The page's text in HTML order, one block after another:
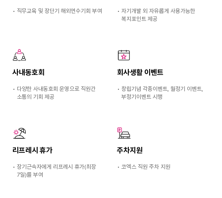
• 직무교육 및 장단기 해외연수기회 부여 • 자기개발 외 자유롭게 사용가능한
복지포인트 제공
사내동호회
• 다양한 사내동호회 운영으로 직원간
소통의 기회 제공
회사생활 이벤트
• 창립기념 각종이벤트, 월정기 이벤트,
부정기이벤트 시행
리프레시 휴가
• 장기근속자에게 리프레시 휴가(최장
7일)를 부여
주차지원
• 코엑스 직원 주차 지원